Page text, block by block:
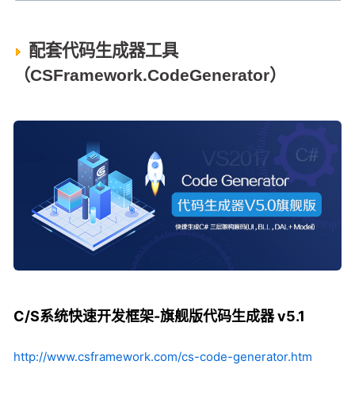
配套代码生成器工具
（CSFramework.CodeGenerator）
C/S系统快速开发框架-旗舰版代码生成器 v5.1
http://www.csframework.com/cs-code-generator.htm